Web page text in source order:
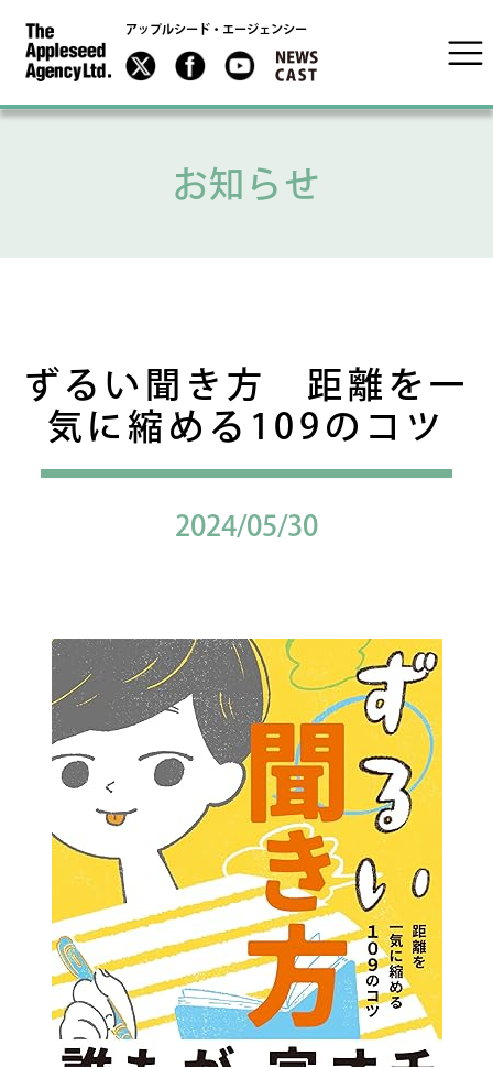
アップルシード・エージェンシー
お知らせ
ずるい聞き方 距離を一
気に縮める109のコツ
2024/05/30